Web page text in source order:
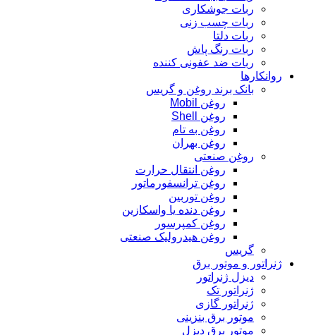
ربات جوشکاری
ربات چسب زنی
ربات دلتا
ربات رنگ پاش
ربات ضد عفونی کننده
روانکارها
بانک برند روغن و گریس
روغن Mobil
روغن Shell
روغن به تام
روغن بهران
روغن صنعتی
روغن انتقال حرارت
روغن ترانسفورماتور
روغن توربین
روغن دنده یا واسکازین
روغن کمپرسور
روغن هیدرولیک صنعتی
گریس
ژنراتور و موتور برق
دیزل ژنراتور
ژنراتور تک
ژنراتور گازی
موتور برق بنزینی
موتور برق دیزل